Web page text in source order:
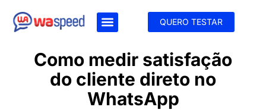
QUERO TESTAR
Como medir satisfação
do cliente direto no
WhatsApp